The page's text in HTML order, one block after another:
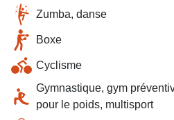
Zumba, danse
Boxe
Cyclisme
Gymnastique, gym
pour le poids, multisport